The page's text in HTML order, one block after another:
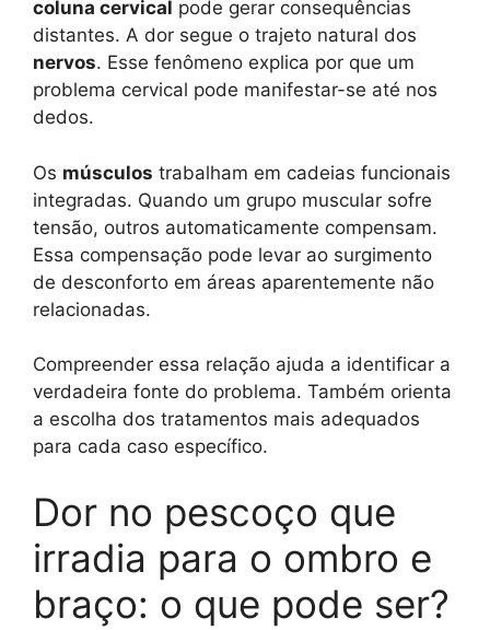
coluna cervical pode gerar consequências
distantes. A dor segue o trajeto natural dos
nervos. Esse fenômeno explica por que um
problema cervical pode manifestar-se até nos
dedos.
Os músculos trabalham em cadeias funcionais
integradas. Quando um grupo muscular sofre
tensão, outros automaticamente compensam.
Essa compensação pode levar ao surgimento
de desconforto em áreas aparentemente não
relacionadas.
Compreender essa relação ajuda a identificar a
verdadeira fonte do problema. Também orienta
a escolha dos tratamentos mais adequados
para cada caso específico.
Dor no pescoço que
irradia para o ombro e
braço: o que pode ser?